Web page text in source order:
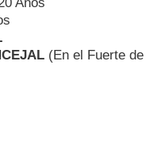
(En el Fuerte de